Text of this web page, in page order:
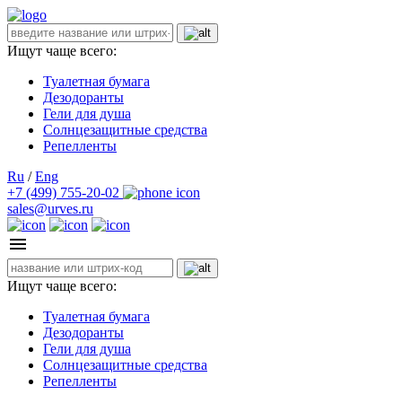
Ищут чаще всего:
Туалетная бумага
Дезодоранты
Гели для душа
Солнцезащитные средства
Репелленты
Ru / Eng
+7 (499) 755-20-02
sales@urves.ru
Ищут чаще всего:
Туалетная бумага
Дезодоранты
Гели для душа
Солнцезащитные средства
Репелленты